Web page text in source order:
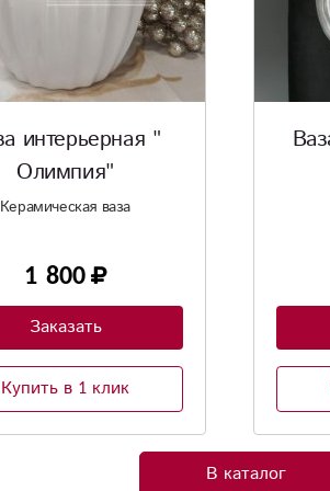
«Бренди Макс»
3 700
Заказать
Купить в 1 клик
В каталог